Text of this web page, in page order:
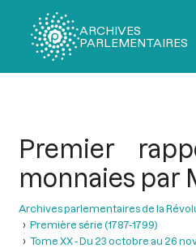
ARCHIVES
PARLEMENTAIRES
Premier
monnaies par
Archives parlementaires de la
Première série (1787-1799)
Tome XX - Du 23 octobre au 26